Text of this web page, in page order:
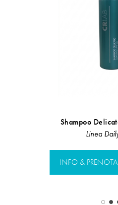
Shampoo
Linea
INFO &